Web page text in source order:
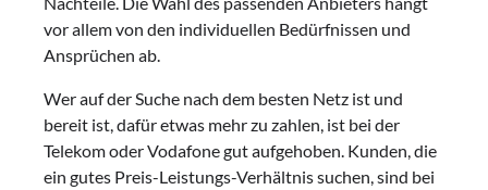
vor allem von den individuellen Bedürfnissen und
Ansprüchen ab.
Wer auf der Suche nach dem besten Netz ist und
bereit ist, dafür etwas mehr zu zahlen, ist bei der
Telekom oder Vodafone gut aufgehoben. Kunden, die
ein gutes Preis-Leistungs-Verhältnis suchen, sind bei